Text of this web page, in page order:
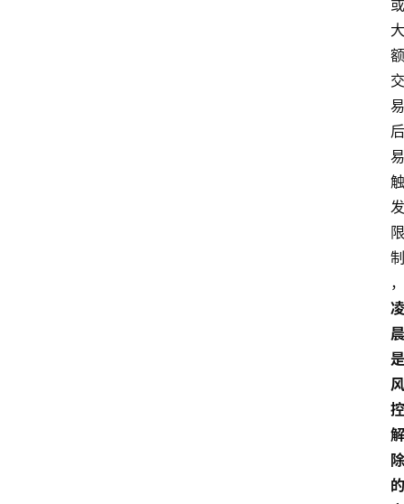
或
大
额
交
易
后
易
触
发
限
制
，
凌
晨
是
风
控
解
除
的